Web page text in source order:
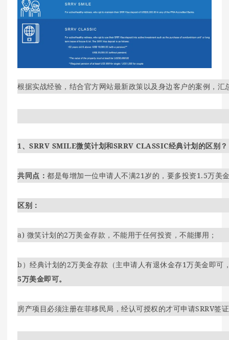
根据实战经验，结合官方网站最新政策以及身边客户的案例，汇
1、SRRV SMILE微笑计划和SRRV CLASSIC经典计划的区别？
共同点：都是每增加一位申请人不满21岁的，要多投资1.5万美
区别：
a) 微笑计划的2万美金存款，不能用于任何投资，不能挪用；
b）经典计划的2万美金存款（主申请人有退休金存1万美金即
5万美金即可。
房产项目必须注册在菲移民局，经认可授权的才可申请SRRV签